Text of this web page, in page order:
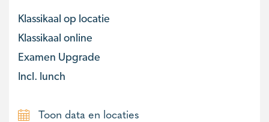
Klassikaal op locatie
Klassikaal online
Examen Upgrade
Incl. lunch
Toon data en locaties